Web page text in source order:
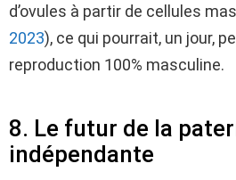
d’ovules à partir de cellules
2023), ce qui pourrait, un jour,
reproduction 100% masculine.
8. Le futur de la
indépendante